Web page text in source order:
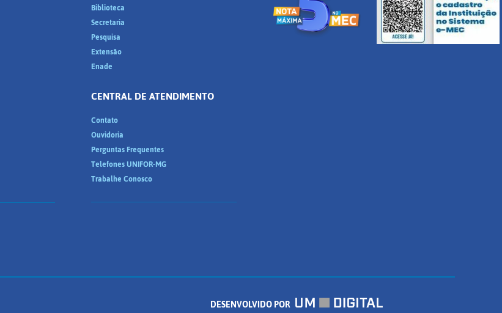
Biblioteca
Secretaria
Pesquisa
Extensão
Enade
CENTRAL DE ATENDIMENTO
Contato
Ouvidoria
Perguntas Frequentes
Telefones UNIFOR-MG
Trabalhe Conosco
DESENVOLVIDO POR